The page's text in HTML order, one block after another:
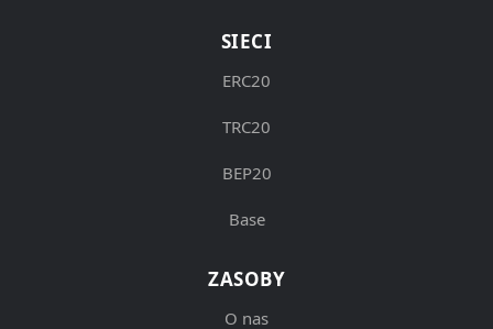
SIECI
ERC20
TRC20
BEP20
Base
ZASOBY
O nas